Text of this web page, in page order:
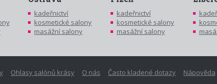
kadeřnictví
kosmetické salony
masážní salony
kadeřnictví
kosmetické salony
masážní salony
Ohlasy salónů krásy O nás Často kladené dotazy Nápověda